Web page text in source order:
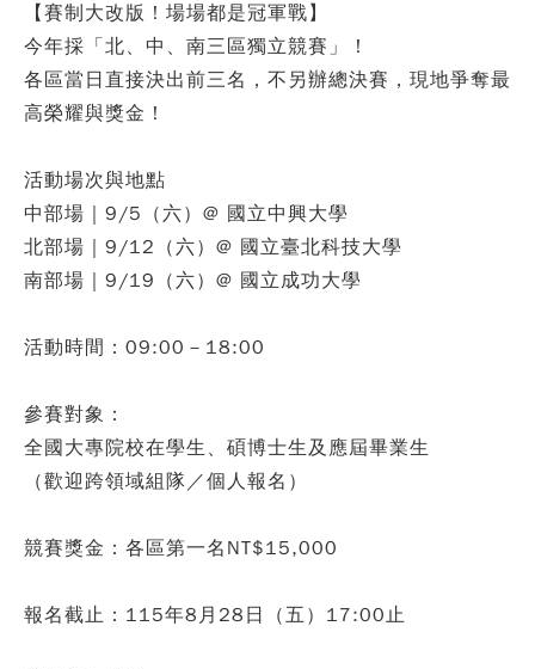
【賽制大改版！場場都是冠軍戰】
今年採「北、中、南三區獨立競賽」！
各區當日直接決出前三名，不另辦總決賽，現地爭奪最
高榮耀與獎金！
活動場次與地點
中部場｜9/5（六）@ 國立中興大學
北部場｜9/12（六）@ 國立臺北科技大學
南部場｜9/19（六）@ 國立成功大學
活動時間：09:00－18:00
參賽對象：
全國大專院校在學生、碩博士生及應屆畢業生
（歡迎跨領域組隊／個人報名）
競賽獎金：各區第一名NT$15,000
報名截止：115年8月28日（五）17:00止